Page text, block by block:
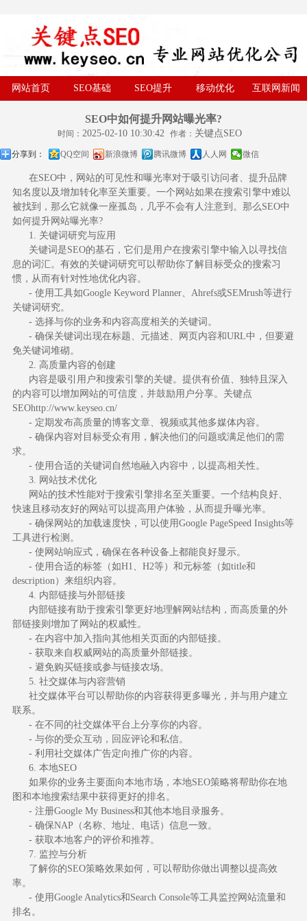
网站首页 SEO基础 SEO提升 移动优化 互联网新闻
SEO中如何提升网站曝光率?
时间： 2025-02-10 10:30:42 作者： 关键点SEO
分享到： QQ空间 新浪微博 腾讯微博 人人网 微信
在SEO中，网站的可见性和曝光率对于吸引访问者、提升品牌
知名度以及增加转化率至关重要。一个网站如果在搜索引擎中难以
被找到，那么它就像一座孤岛，几乎不会有人注意到。那么SEO中
如何提升网站曝光率?
1. 关键词研究与应用
关键词是SEO的基石，它们是用户在搜索引擎中输入以寻找信
息的词汇。有效的关键词研究可以帮助你了解目标受众的搜索习
惯，从而有针对性地优化内容。
- 使用工具如Google Keyword Planner、Ahrefs或SEMrush等进行
关键词研究。
- 选择与你的业务和内容高度相关的关键词。
- 确保关键词出现在标题、元描述、网页内容和URL中，但要避
免关键词堆砌。
2. 高质量内容的创建
内容是吸引用户和搜索引擎的关键。提供有价值、独特且深入
的内容可以增加网站的可信度，并鼓励用户分享。 关键点
SEOhttp://www.keyseo.cn/
- 定期发布高质量的博客文章、视频或其他多媒体内容。
- 确保内容对目标受众有用，解决他们的问题或满足他们的需
求。
- 使用合适的关键词自然地融入内容中，以提高相关性。
3. 网站技术优化
网站的技术性能对于搜索引擎排名至关重要。一个结构良好、
快速且移动友好的网站可以提高用户体验，从而提升曝光率。
- 确保网站的加载速度快，可以使用Google PageSpeed Insights等
工具进行检测。
- 使网站响应式，确保在各种设备上都能良好显示。
- 使用合适的标签（如H1、H2等）和元标签（如title和
description）来组织内容。
4. 内部链接与外部链接
内部链接有助于搜索引擎更好地理解网站结构，而高质量的外
部链接则增加了网站的权威性。
- 在内容中加入指向其他相关页面的内部链接。
- 获取来自权威网站的高质量外部链接。
- 避免购买链接或参与链接农场。
5. 社交媒体与内容营销
社交媒体平台可以帮助你的内容获得更多曝光，并与用户建立
联系。
- 在不同的社交媒体平台上分享你的内容。
- 与你的受众互动，回应评论和私信。
- 利用社交媒体广告定向推广你的内容。
6. 本地SEO
如果你的业务主要面向本地市场，本地SEO策略将帮助你在地
图和本地搜索结果中获得更好的排名。
- 注册Google My Business和其他本地目录服务。
- 确保NAP（名称、地址、电话）信息一致。
- 获取本地客户的评价和推荐。
7. 监控与分析
了解你的SEO策略效果如何，可以帮助你做出调整以提高效
率。
- 使用Google Analytics和Search Console等工具监控网站流量和
排名。